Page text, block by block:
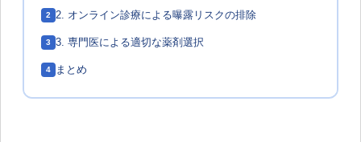
2 2. オンライン診療による曝露リスクの排除
3 3. 専門医による適切な薬剤選択
4 まとめ